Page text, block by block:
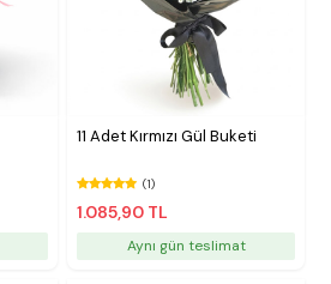
11 Adet Kırmızı Gül Buketi
(1)
1.085,90 TL
Aynı gün teslimat